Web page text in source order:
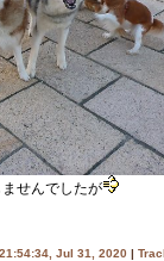
せんでしたが
21:54:34, Jul 31, 2020 |